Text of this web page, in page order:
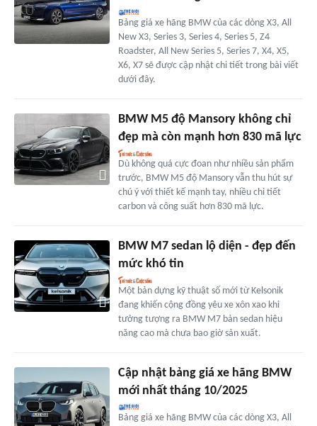
Bảng giá xe hãng BMW của các dòng X3, All
New X3, Series 3, Series 4, Series 5, Z4
Roadster, All New Series 5, Series 7, X4, X5,
X6, X7 sẽ được cập nhật chi tiết trong bài viết
dưới đây.
BMW M5 độ Mansory không chỉ
đẹp mà còn mạnh hơn 830 mã lực
Dù không quá cực đoan như nhiều sản phẩm
trước, BMW M5 độ Mansory vẫn thu hút sự
chú ý với thiết kế mạnh tay, nhiều chi tiết
carbon và công suất hơn 830 mã lực.
BMW M7 sedan lộ diện - đẹp đến
mức khó tin
Một bản dựng kỹ thuật số mới từ Kelsonik
đang khiến cộng đồng yêu xe xôn xao khi
tưởng tượng ra BMW M7 bản sedan hiệu
năng cao mà chưa bao giờ sản xuất.
Cập nhật bảng giá xe hãng BMW
mới nhất tháng 10/2025
Bảng giá xe hãng BMW của các dòng X3, All